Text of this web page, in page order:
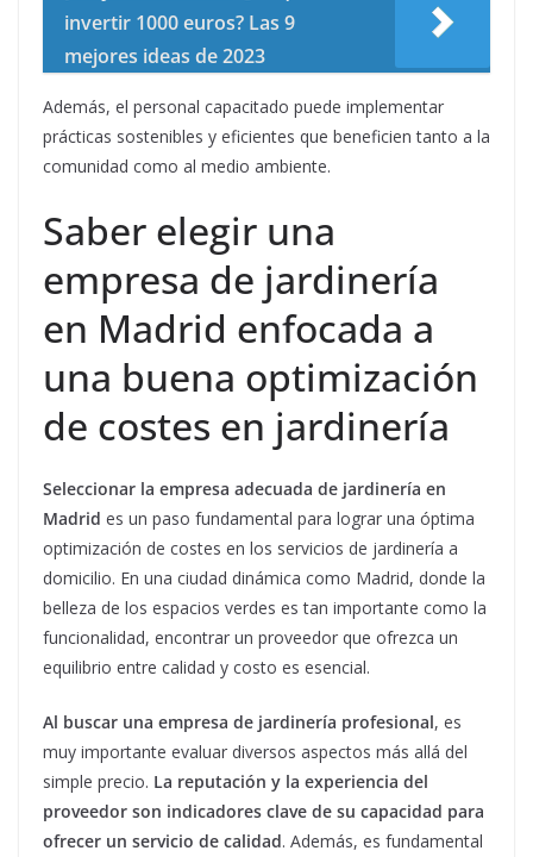
invertir 1000 euros? Las 9
mejores ideas de 2023
Además, el personal capacitado puede implementar
prácticas sostenibles y eficientes que beneficien tanto a la
comunidad como al medio ambiente.
Saber elegir una
empresa de jardinería
en Madrid enfocada a
una buena optimización
de costes en jardinería
Seleccionar la empresa adecuada de jardinería en
Madrid es un paso fundamental para lograr una óptima
optimización de costes en los servicios de jardinería a
domicilio. En una ciudad dinámica como Madrid, donde la
belleza de los espacios verdes es tan importante como la
funcionalidad, encontrar un proveedor que ofrezca un
equilibrio entre calidad y costo es esencial.
Al buscar una empresa de jardinería profesional, es
muy importante evaluar diversos aspectos más allá del
simple precio. La reputación y la experiencia del
proveedor son indicadores clave de su capacidad para
ofrecer un servicio de calidad. Además, es fundamental